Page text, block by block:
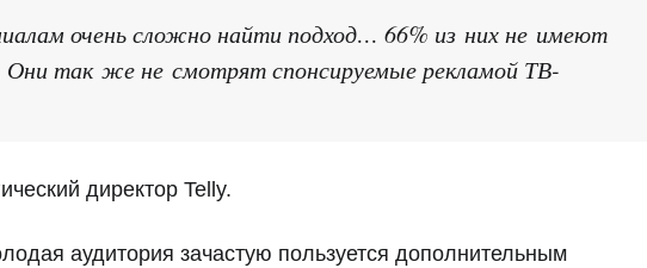
очень сложно найти подход… 66% из них не имеют
Они так же не смотрят спонсируемые рекламой ТВ-
директор Telly.
аудитория зачастую пользуется дополнительным